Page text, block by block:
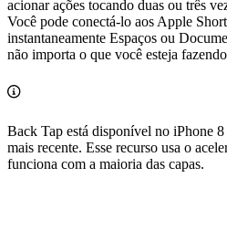
acionar ações tocando duas ou três
Você pode conectá‑lo aos Apple
instantaneamente Espaços ou
não importa o que você esteja
Back Tap está disponível no iPhone
mais recente. Esse recurso usa o
funciona com a maioria das capas.